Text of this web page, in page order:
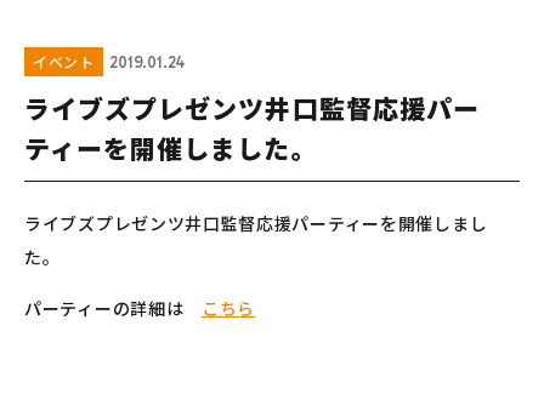
イベント 2019.01.24
ライブズプレゼンツ井口監督応援パー
ティーを開催しました。
ライブズプレゼンツ井口監督応援パーティーを開催しまし
た。
パーティーの詳細は こちら